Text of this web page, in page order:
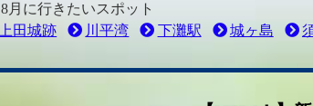
8月に行きたいスポット
上田城跡
川平湾 下灘駅 城ヶ島